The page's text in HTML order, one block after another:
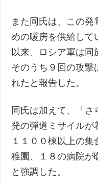
また同氏は、この発
めの暖房を供給して
以来、ロシア軍は同
そのうち９回の攻撃
れたと報告した。
同氏は加えて、「さ
発の弾道ミサイルが
１１００棟以上の
稚園、１８の病院が
と強調した。